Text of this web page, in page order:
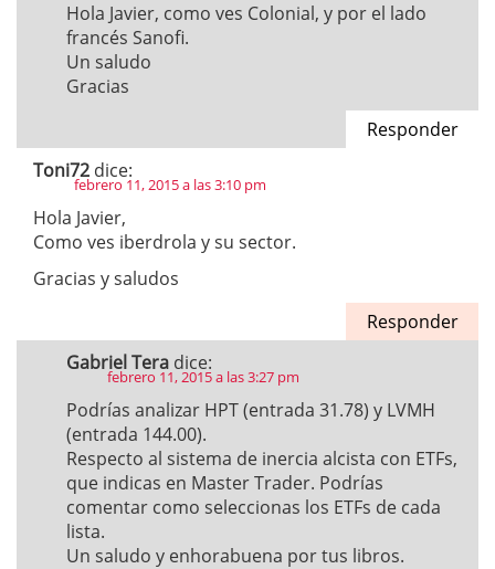
Hola Javier, como ves Colonial, y por el lado
francés Sanofi.
Un saludo
Gracias
Responder
Toni72 dice:
febrero 11, 2015 a las 3:10 pm
Hola Javier,
Como ves iberdrola y su sector.
Gracias y saludos
Responder
Gabriel Tera dice:
febrero 11, 2015 a las 3:27 pm
Podrías analizar HPT (entrada 31.78) y LVMH
(entrada 144.00).
Respecto al sistema de inercia alcista con ETFs,
que indicas en Master Trader. Podrías
comentar como seleccionas los ETFs de cada
lista.
Un saludo y enhorabuena por tus libros.